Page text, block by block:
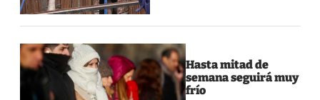
Hasta mitad de
semana seguirá muy
frío